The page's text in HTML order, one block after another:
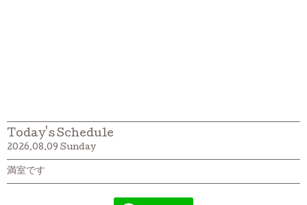
Today's Schedule
2026.08.09 Sunday
満室です